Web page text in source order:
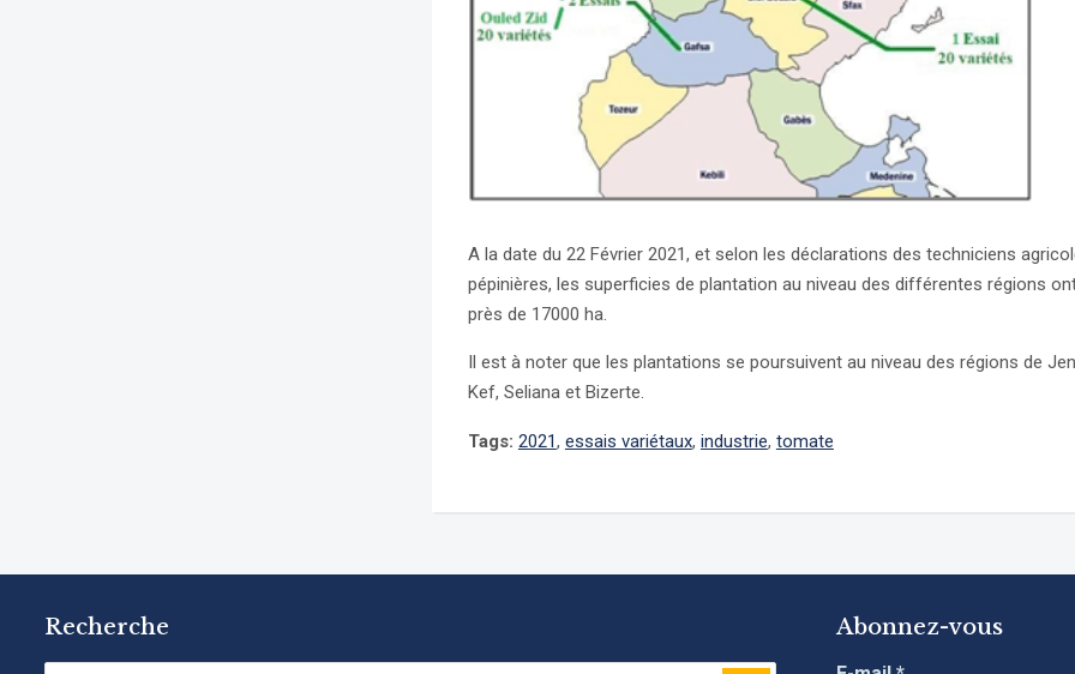
A la date du 22 Février 2021, et selon les déclarations des techniciens
pépinières, les superficies de plantation au niveau des différentes régions
près de 17000 ha.
Il est à noter que les plantations se poursuivent au niveau des régions de
Kef, Seliana et Bizerte.
Tags: 2021, essais variétaux, industrie, tomate
Recherche Abonnez-vous